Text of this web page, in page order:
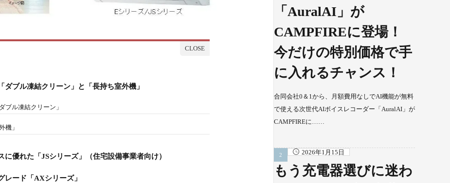
ブル凍結クリーン」と「長持ち室外機」
ブル凍結クリーン」
機」
優れた「JSシリーズ」（住宅設備事業者向け）
レード「AXシリーズ」
「AuralAI」が
CAMPFIREに登場！
今だけの特別価格で手
に入れるチャンス！
合同会社0＆1から、月額費用なしでAI機能が無料
で使える次世代AIボイスレコーダー「AuralAI」が
CAMPFIREに……
2026年1月15日
もう充電器選びに迷わ